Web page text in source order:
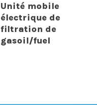
Unité mobile
électrique de
filtration de
gasoil/fuel